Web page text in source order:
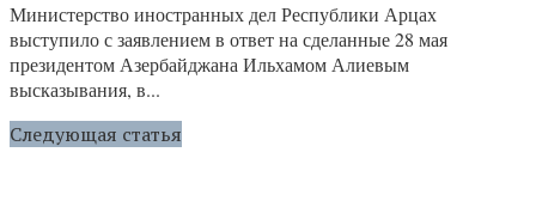
Министерство иностранных дел Республики Арцах
выступило с заявлением в ответ на сделанные 28 мая
президентом Азербайджана Ильхамом Алиевым
высказывания, в...
Следующая статья